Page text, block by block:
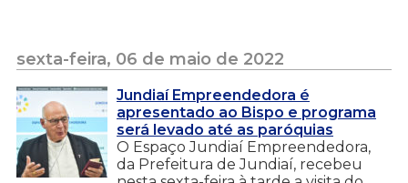
sexta-feira, 06 de maio de 2022
Jundiaí Empreendedora é
apresentado ao Bispo e programa
será levado até as paróquias
O Espaço Jundiaí Empreendedora,
da Prefeitura de Jundiaí, recebeu